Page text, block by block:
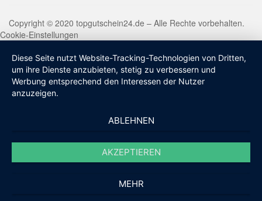
Copyright © 2020 topgutschein24.de – Alle Rechte vorbehalten.
Cookie-Einstellungen
Diese Seite nutzt Website-Tracking-Technologien von Dritten,
um ihre Dienste anzubieten, stetig zu verbessern und
Werbung entsprechend den Interessen der Nutzer
anzuzeigen.
ABLEHNEN
AKZEPTIEREN
MEHR